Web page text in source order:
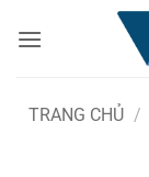
qua
TRANG CHỦ /